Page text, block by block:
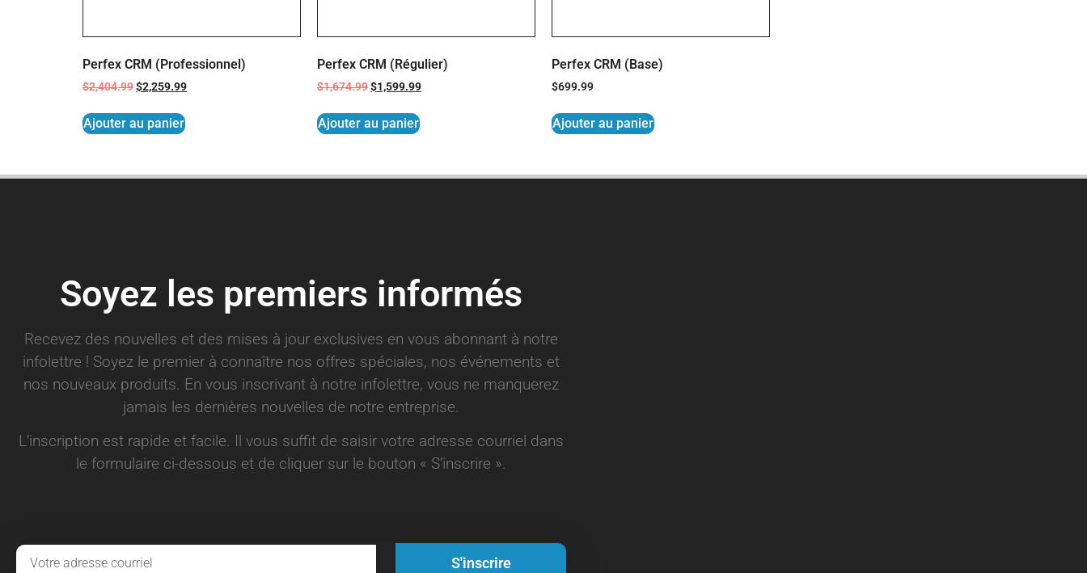
Perfex CRM (Professionnel)
$2,404.99$2,259.99
Ajouter au panier
Perfex CRM (Régulier)
$1,674.99$1,599.99
Ajouter au panier
Perfex CRM (Base)
$699.99
Ajouter au panier
Soyez les premiers informés
Recevez des nouvelles et des mises à jour exclusives en vous abonnant à notre
infolettre ! Soyez le premier à connaître nos offres spéciales, nos événements et
nos nouveaux produits. En vous inscrivant à notre infolettre, vous ne manquerez
jamais les dernières nouvelles de notre entreprise.
L’inscription est rapide et facile. Il vous suffit de saisir votre adresse courriel dans
le formulaire ci-dessous et de cliquer sur le bouton « S’inscrire ».
S'inscrire